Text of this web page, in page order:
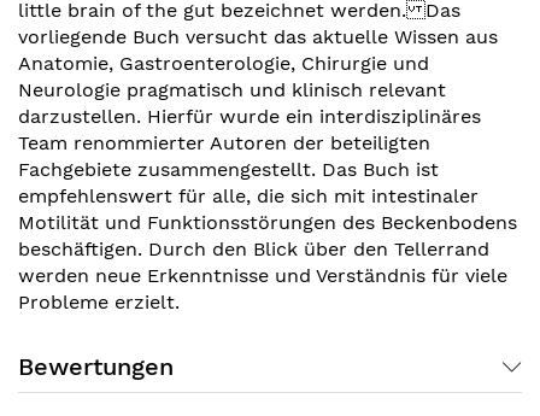
little brain of the gut bezeichnet werden. Das
vorliegende Buch versucht das aktuelle Wissen aus
Anatomie, Gastroenterologie, Chirurgie und
Neurologie pragmatisch und klinisch relevant
darzustellen. Hierfür wurde ein interdisziplinäres
Team renommierter Autoren der beteiligten
Fachgebiete zusammengestellt. Das Buch ist
empfehlenswert für alle, die sich mit intestinaler
Motilität und Funktionsstörungen des Beckenbodens
beschäftigen. Durch den Blick über den Tellerrand
werden neue Erkenntnisse und Verständnis für viele
Probleme erzielt.
Bewertungen